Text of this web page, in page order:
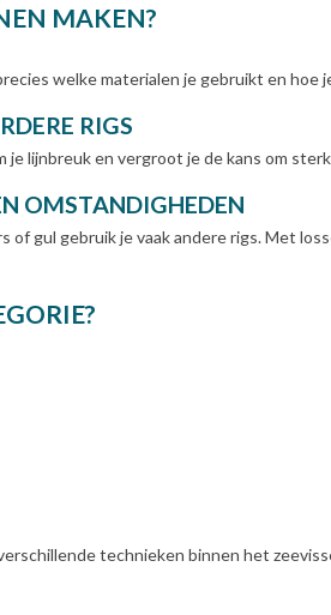
MAKEN?
welke materialen je gebruikt en hoe
RIGS
lijnbreuk en vergroot je de kans om
OMSTANDIGHEDEN
of gul gebruik je vaak andere rigs. Met
technieken binnen het